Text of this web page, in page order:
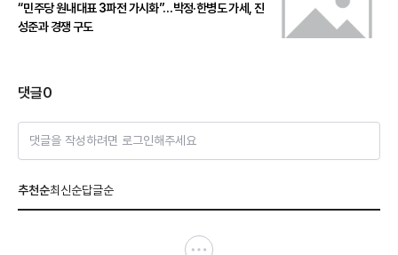
“민주당 원내대표 3파전 가시화”…박정·한병도 가세, 진
성준과 경쟁 구도
댓글0
댓글을 작성하려면 로그인해주세요
추천순최신순답글순